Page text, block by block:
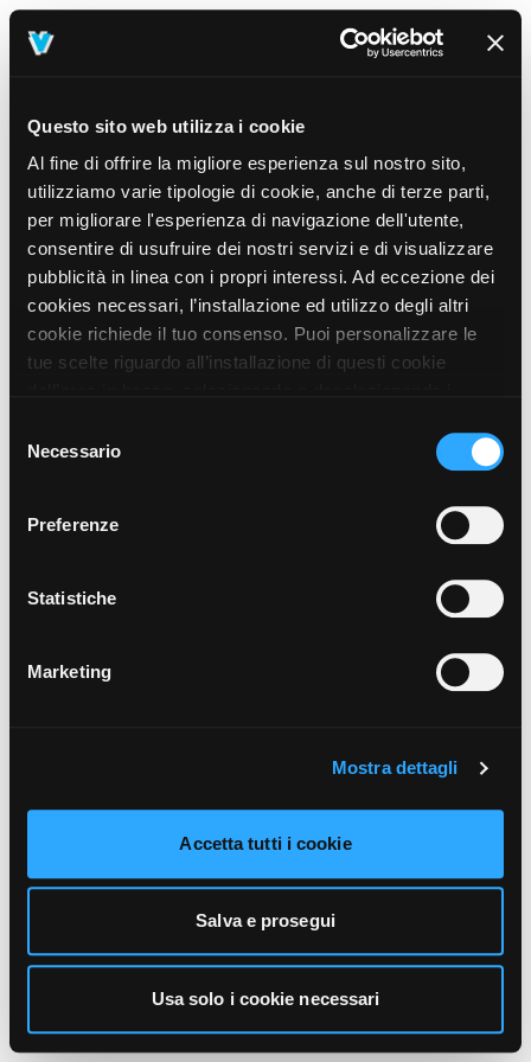
Questo sito web utilizza i cookie
Al fine di offrire la migliore esperienza sul nostro sito,
utilizziamo varie tipologie di cookie, anche di terze parti,
per migliorare l'esperienza di navigazione dell'utente,
consentire di usufruire dei nostri servizi e di visualizzare
pubblicità in linea con i propri interessi. Ad eccezione dei
cookies necessari, l’installazione ed utilizzo degli altri
cookie richiede il tuo consenso. Puoi personalizzare le
tue scelte riguardo all’installazione di questi cookie
prosegui” o decidere di accettare tutti i cookie, cliccando
sul pulsante “Accetta tutti i cookie”. Cliccando sul tasto
unicamente i cookie necessari alla navigazione. Per
funzionamento, puoi prendere visione dell’informativa
cliccando qui.
delNecessario
Preferenze
Statistiche
Marketing
Mostra dettagli
Accetta tutti i cookie
Salva e prosegui
Usa solo i cookie necessari
404